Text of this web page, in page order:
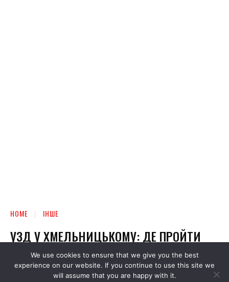
We use cookies to ensure that we give you the best
experience on our website. If you continue to use this site we
will assume that you are happy with it.